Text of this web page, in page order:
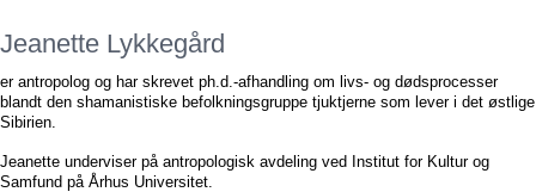
Jeanette Lykkegård
er antropolog og har skrevet ph.d.-afhandling om livs- og dødsprocesser
blandt den shamanistiske befolkningsgruppe tjuktjerne som lever i det østlige
Sibirien.
Jeanette underviser på antropologisk avdeling ved Institut for Kultur og
Samfund på Århus Universitet.